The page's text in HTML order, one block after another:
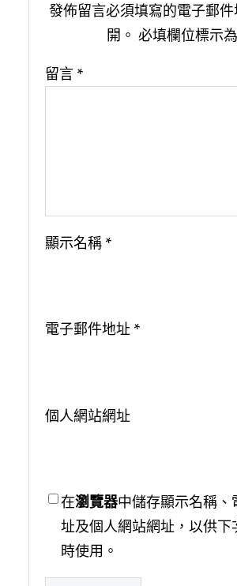
發佈留言必須填寫的電子郵
開。 必填欄位標示為
留言 *
顯示名稱 *
電子郵件地址 *
個人網站網址
在瀏覽器中儲存顯示名稱、
址及個人網站網址，以供下
時使用。